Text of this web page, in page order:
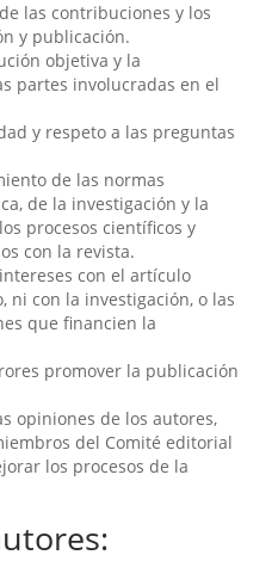
las contribuciones y los
y publicación.
objetiva y la
partes involucradas en el
y respeto a las preguntas
de las normas
de la investigación y la
procesos científicos y
con la revista.
con el artículo
ni con la investigación, o las
que financien la
promover la publicación
opiniones de los autores,
del Comité editorial
los procesos de la